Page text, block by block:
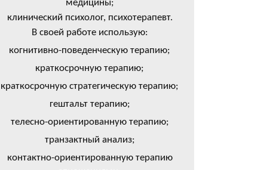
медицины;
клинический психолог, психотерапевт.
В своей работе использую:
когнитивно-поведенческую терапию;
краткосрочную терапию;
краткосрочную стратегическую терапию;
гештальт терапию;
телесно-ориентированную терапию;
транзактный анализ;
контактно-ориентированную терапию